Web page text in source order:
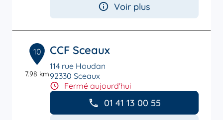
Voir plus
10
7.98 km
CCF Sceaux
114 rue Houdan
92330 Sceaux
Fermé aujourd'hui
01 41 13 00 55